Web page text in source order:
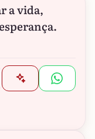
a vida,